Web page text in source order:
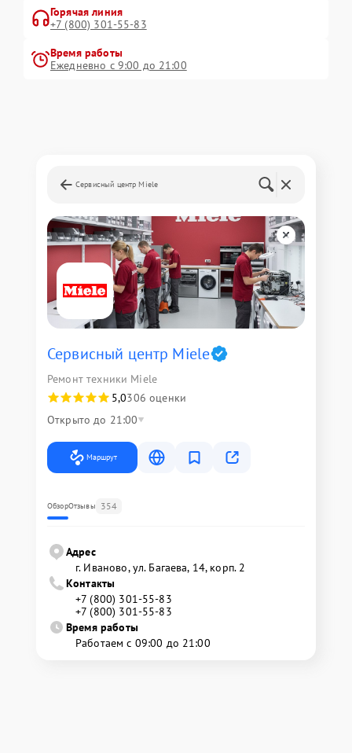
Горячая линия
+7 (800) 301-55-83
Время работы
Ежедневно с 9:00 до 21:00
Сервисный центр Miele
Сервисный центр Miele
Ремонт техники Miele
5,0306 оценки
Открыто до 21:00
Маршрут
ОбзорОтзывы 354
Адрес
г. Иваново, ул. Багаева, 14, корп. 2
Контакты
+7 (800) 301-55-83
+7 (800) 301-55-83
Время работы
Работаем с 09:00 до 21:00